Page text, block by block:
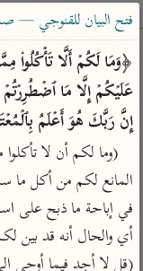
ساهم
بحث تفسير
for results.
Type 1 or more
for results.
أمّهات
تفسير الطبري
فتح البيان للقنوجي —
إِنَّ رَبَّكَ هُوَ أَعۡلَمُ